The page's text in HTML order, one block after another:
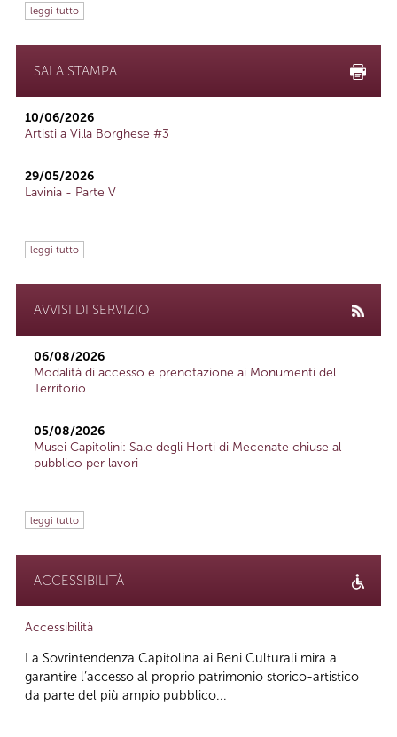
leggi tutto
SALA STAMPA
10/06/2026
Artisti a Villa Borghese #3
29/05/2026
Lavinia - Parte V
leggi tutto
AVVISI DI SERVIZIO
06/08/2026
Modalità di accesso e prenotazione ai Monumenti del
Territorio
05/08/2026
Musei Capitolini: Sale degli Horti di Mecenate chiuse al
pubblico per lavori
leggi tutto
ACCESSIBILITÀ
Accessibilità
La Sovrintendenza Capitolina ai Beni Culturali mira a
garantire l’accesso al proprio patrimonio storico-artistico
da parte del più ampio pubblico...